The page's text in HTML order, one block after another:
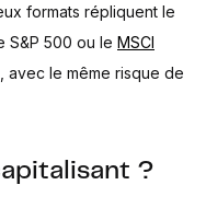
formats répliquent le
S&P 500 ou le MSCI
avec le même risque de
?